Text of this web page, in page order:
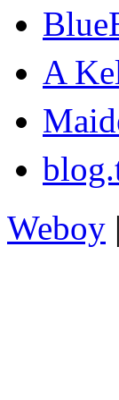
A
Weboy |